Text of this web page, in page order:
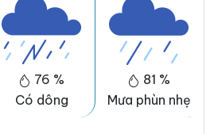
76 %
Có dông
81 %
Mưa phùn nhẹ